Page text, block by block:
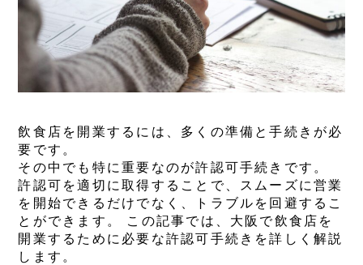
飲食店を開業するには、多くの準備と手続きが必
要です。
その中でも特に重要なのが許認可手続きです。
許認可を適切に取得することで、スムーズに営業
を開始できるだけでなく、トラブルを回避するこ
とができます。 この記事では、大阪で飲食店を
開業するために必要な許認可手続きを詳しく解説
します。